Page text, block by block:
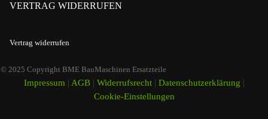
VERTRAG WIDERRUFEN
Vertrag widerrufen
© 2025 Copyright BME BauMaschinen Ersatzteile
Impressum | AGB| Widerrufsrecht| Datenschutzerklärung |
Cookie-Einstellungen